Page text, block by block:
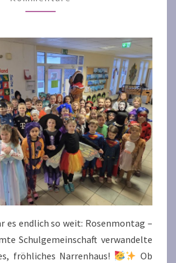
HELAU!
es endlich so weit: Rosenmontag –
Schulgemeinschaft verwandelte
fröhliches Narrenhaus!
Ob